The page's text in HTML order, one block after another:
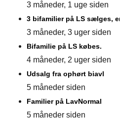
3 måneder, 1 uge siden
3 bifamilier på LS sælges,
3 måneder, 3 uger siden
Bifamilie på LS købes.
4 måneder, 2 uger siden
Udsalg fra ophørt biavl
5 måneder siden
Familier på LavNormal
5 måneder siden